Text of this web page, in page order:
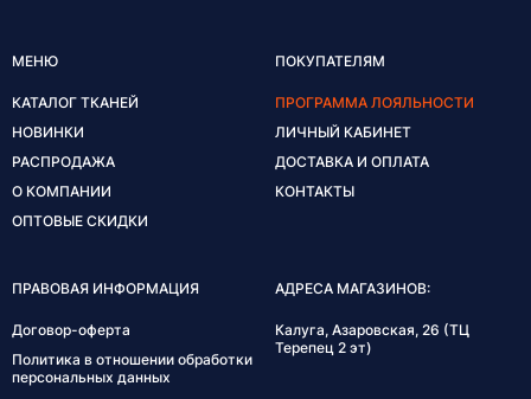
МЕНЮ
КАТАЛОГ ТКАНЕЙ
НОВИНКИ
РАСПРОДАЖА
О КОМПАНИИ
ОПТОВЫЕ СКИДКИ
ПОКУПАТЕЛЯМ
ПРОГРАММА ЛОЯЛЬНОСТИ
ЛИЧНЫЙ КАБИНЕТ
ДОСТАВКА И ОПЛАТА
КОНТАКТЫ
ПРАВОВАЯ ИНФОРМАЦИЯ
Договор-оферта
Политика в отношении обработки
персональных данных
АДРЕСА МАГАЗИНОВ:
Калуга, Азаровская, 26 (ТЦ
Терепец 2 эт)